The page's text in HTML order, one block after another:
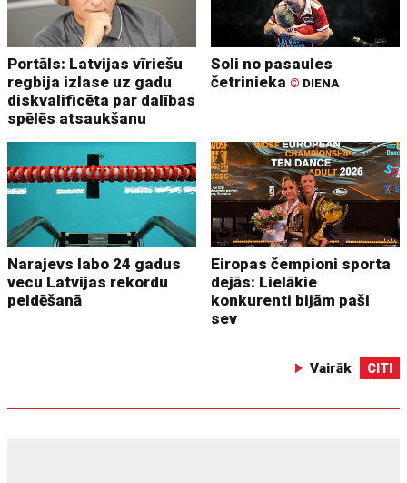
Portāls: Latvijas vīriešu
regbija izlase uz gadu
diskvalificēta par dalības
spēlēs atsaukšanu
Soli no pasaules
četrinieka © DIENA
Narajevs labo 24 gadus
vecu Latvijas rekordu
peldēšanā
Eiropas čempioni sporta
dejās: Lielākie
konkurenti bijām paši
sev
Vairāk CITI